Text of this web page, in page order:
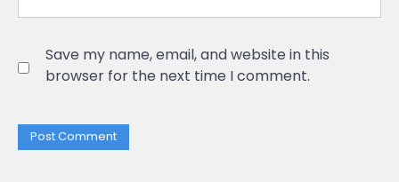
Save my name, email, and website in this
browser for the next time I comment.